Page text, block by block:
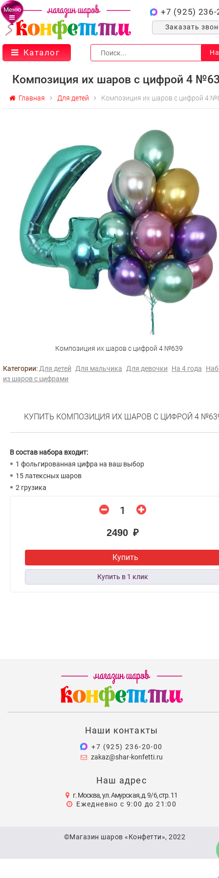
Меню +7 (925) 236-
Заказать
Каталог
Композиция их шаров с цифрой 4
Главная Для детей Композиция их шаров с цифрой 4
Композиция их шаров с цифрой 4 №639
Категории: Для детей Для мальчика Для девочки На 4 года
из шаров с цифрами
КУПИТЬ КОМПОЗИЦИЯ ИХ ШАРОВ С ЦИФРОЙ 4
В состав набора входит:
1 фольгированная цифра на ваш выбор
15 латексных шаров
2 грузика
2490 ₽
Купить
Наши контакты
+7 (925) 236-20-00
zakaz@shar-konfetti.ru
Наш адрес
г. Москва, ул. Амурская, д. 9/6, стр. 11
Ежедневно с 9:00 до 21:00
©Магазин шаров «Конфетти», 2022